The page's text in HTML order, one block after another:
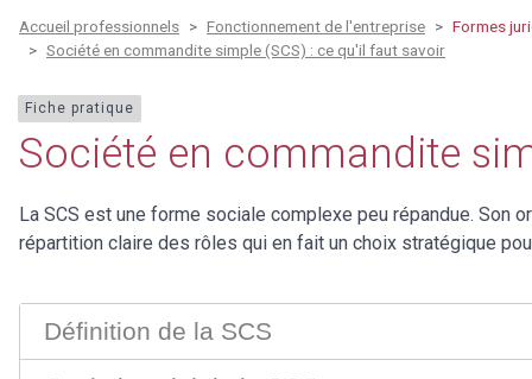
Accueil professionnels Fonctionnement de l'entreprise
Formes
Société en commandite simple (SCS) : ce qu'il faut savoir
Fiche pratique
Société en commandite
La SCS est une forme sociale complexe peu répandue.
répartition claire des rôles qui en fait un choix stratégique
Définition de la SCS